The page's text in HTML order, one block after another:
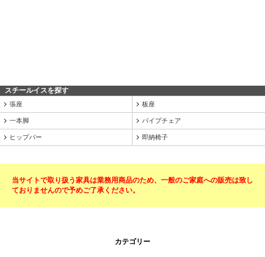
スチールイスを探す
張座 板座
一本脚 パイプチェア
ヒップバー 即納椅子
当サイトで取り扱う家具は業務用商品のため、一般のご家庭への販売は致し
ておりませんので予めご了承ください。
カテゴリー